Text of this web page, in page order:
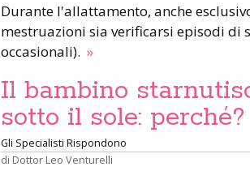
Durante l'allattamento, anche
mestruazioni sia verificarsi episodi di
occasionali). »
Il bambino
sotto il sole: perché?
Gli Specialisti Rispondono
di Dottor Leo Venturelli